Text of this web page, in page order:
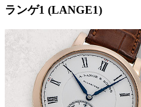
ランゲ1 (LANGE1)